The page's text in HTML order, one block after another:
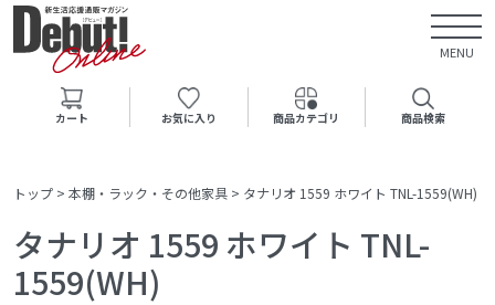
MENU
カート お気に入り 商品カテゴリ 商品検索
トップ > 本棚・ラック・その他家具 > タナリオ 1559 ホワイト TNL-1559(WH)
タナリオ 1559 ホワイト TNL-
1559(WH)